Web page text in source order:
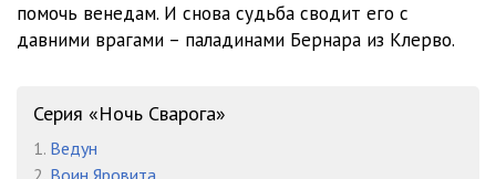
019 21:06
помочь венедам. И снова судьба сводит его с
давними врагами – паладинами Бернара из Клерво.
Серия «Ночь Сварога»
1. Ведун
2. Воин Яровита